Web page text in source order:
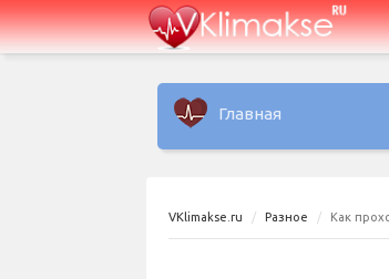
Главная
VKlimakse.ru Разное Как